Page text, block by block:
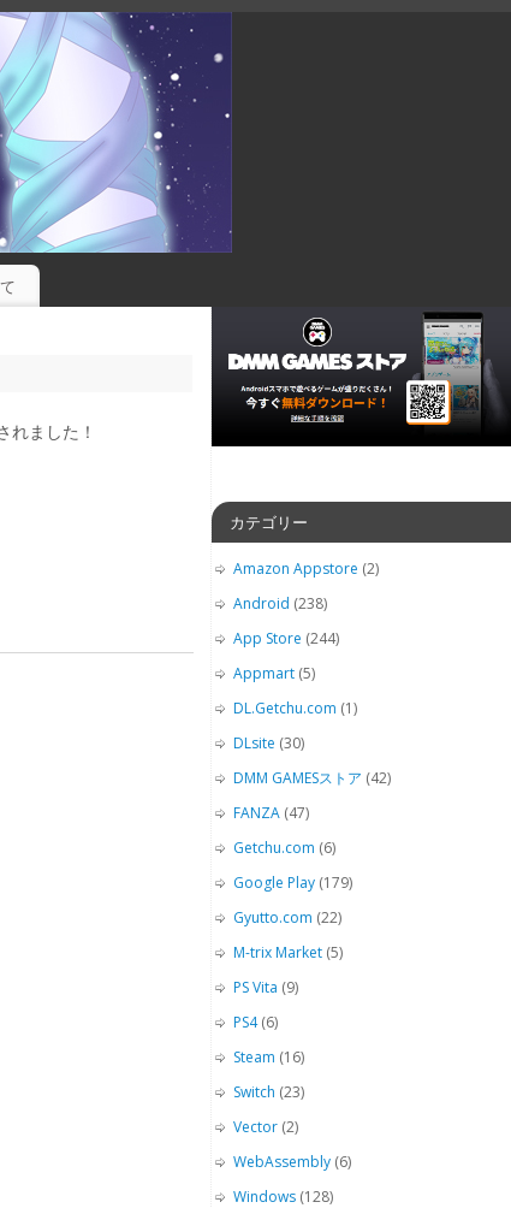
れました！
カテゴリー
Amazon Appstore (2)
Android (238)
App Store (244)
Appmart (5)
DL.Getchu.com (1)
DLsite (30)
DMM GAMESストア (42)
FANZA (47)
Getchu.com (6)
Google Play (179)
Gyutto.com (22)
M-trix Market (5)
PS Vita (9)
PS4(6)
Steam (16)
Switch (23)
Vector (2)
WebAssembly (6)
Windows (128)